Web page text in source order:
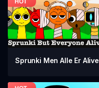
Sprunki Men Alle Er Alive